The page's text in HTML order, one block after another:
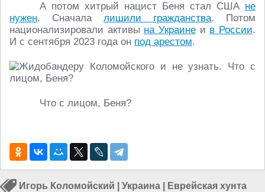
А потом хитрый нацист Беня стал США не
нужен. Сначала лишили гражданства. Потом
национализировали активы на Украине и в России.
И с сентября 2023 года он под арестом.
Что с лицом, Беня?
Игорь Коломойский Украина
Еврейская хунта